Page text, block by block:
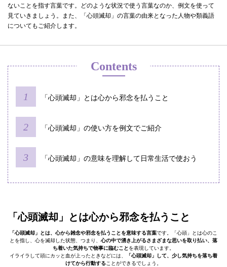
ないことを指す言葉です。どのような状況で使う言葉なのか、例文を使って
見ていきましょう。また、「心頭滅却」の言葉の由来となった人物や類義語
についてもご紹介します。
Contents
「心頭滅却」とは心から邪念を払うこと
「心頭滅却」の使い方を例文でご紹介
「心頭滅却」の意味を理解して日常生活で使おう
「心頭滅却」とは心から邪念を払うこと
「心頭滅却」とは、心から雑念や邪念を払うことを意味する言葉です。「心頭」とは心のこ
とを指し、心を滅却した状態、つまり、 心の中で湧き上がるさまざまな思いを取り払い、落
ち着いた気持ちで物事に臨むことを表現しています。
イライラして頭にカッと血が上ったときなどには、
「心頭滅却」して、少し気持ちを落ち着
けてから行動する ことができるでしょう。